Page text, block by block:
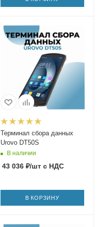
Терминал сбора данных
Urovo DT50S
В наличии
43 036₽/штс НДС
В КОРЗИНУ